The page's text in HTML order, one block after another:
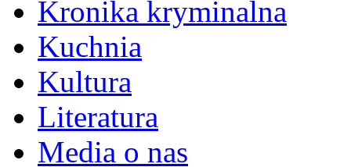
Kronika kryminalna
Kuchnia
Kultura
Literatura
Media o nas